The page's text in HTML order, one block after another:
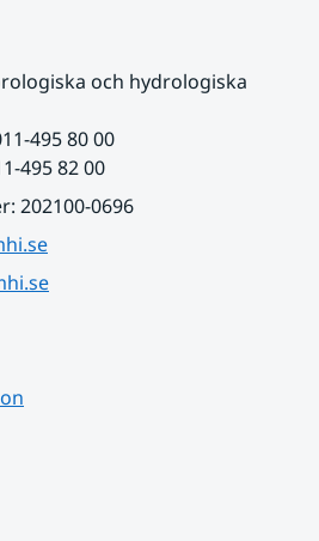
och hydrologiska
495 80 00
495 82 00
202100-0696